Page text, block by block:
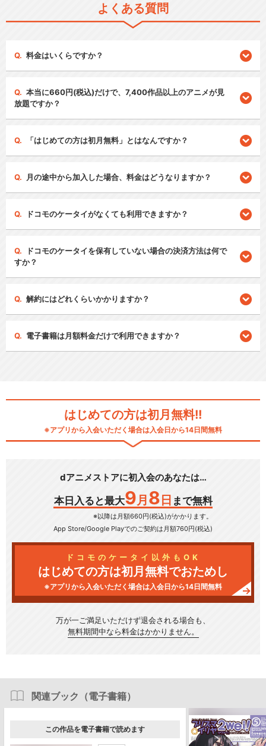
よくある質問
料金はいくらですか？
本当に660円(税込)だけで、7,400作品以上のアニメが見
放題ですか？
「はじめての方は初月無料」とはなんですか？
月の途中から加入した場合、料金はどうなりますか？
ドコモのケータイがなくても利用できますか？
ドコモのケータイを保有していない場合の決済方法は何で
すか？
解約にはどれくらいかかりますか？
電子書籍は月額料金だけで利用できますか？
はじめての方は初月無料!!
※アプリから入会いただく場合は入会日から14日間無料
dアニメストアに初入会のあなたは…
本日入ると最大9 月 8 日 まで無料
※以降は月額660円(税込)がかかります。
App Store/Google Playでのご契約は月額760円(税込)
ドコモのケータイ以外もOK
はじめての方は初月無料でおためし
※アプリから入会いただく場合は入会日から14日間無料
万が一ご満足いただけず退会される場合も、
無料期間中なら料金はかかりません。
関連ブック（電子書籍）
この作品を電子書籍で読めます